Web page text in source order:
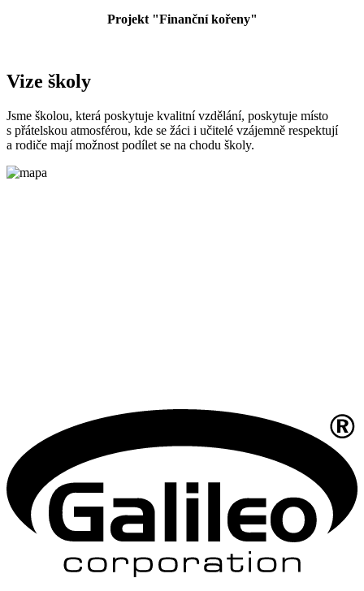
Projekt "Finanční kořeny"
Vize školy
Jsme školou, která poskytuje kvalitní vzdělání, poskytuje místo
s přátelskou atmosférou, kde se žáci i učitelé vzájemně respektují
a rodiče mají možnost podílet se na chodu školy.